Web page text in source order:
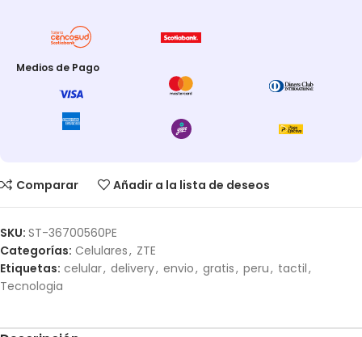
Medios de Pago
Comparar Añadir a la lista de deseos
SKU: ST-36700560PE
Categorías: Celulares, ZTE
Etiquetas: celular, delivery, envio, gratis, peru, tactil,
Tecnologia